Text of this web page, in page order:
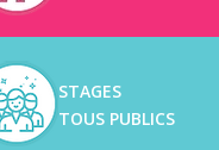
STAGES
TOUS PUBLICS